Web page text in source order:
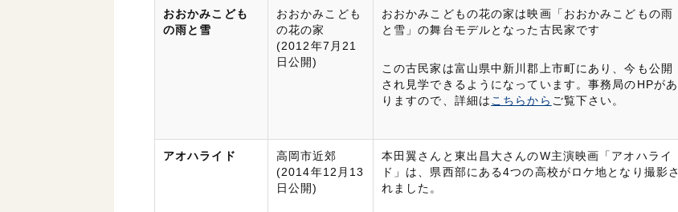
おおかみこども
の雨と雪
おおかみこども
の花の家
(2012年7月21
日公開)
おおかみこどもの花の家は映画「おおかみこどもの雨
と雪」の舞台モデルとなった古民家です
この古民家は富山県中新川郡上市町にあり、今も公開
され見学できるようになっています。事務局のHPがあ
りますので、詳細はこちらから ご覧下さい。
アオハライド
高岡市近郊
(2014年12月13
日公開)
本田翼さんと東出昌大さんのW主演映画「アオハライ
ド」は、県西部にある4つの高校がロケ地となり撮影さ
れました。